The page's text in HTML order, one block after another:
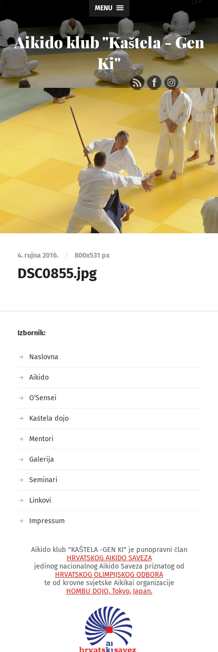
MENU
Aikido klub "Kaštela - Gen
Ki"
4. rujna 2016. / 800x531 px
DSC0855.jpg
Izbornik:
Naslovna
Aikido
O’Sensei
Kaštela dojo
Mentori
Galerija
Seminari
Linkovi
Impressum
Aikido klub "KAŠTELA -GEN KI" je punopravni član
HRVATSKOG AIKIDO SAVEZA
jedinog nacionalnog Aikido Saveza priznatog od
HRVATSKOG OLIMPIJSKOG ODBORA
te od krovne svjetske Aikikai organizacije
HOMBU DOJO, Tokyo, Japan.